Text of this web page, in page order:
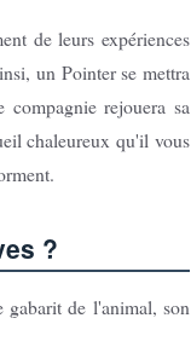
de leurs expériences
un Pointer se mettra
rejouera sa
chaleureux qu'il vous
?
gabarit de l'animal, son